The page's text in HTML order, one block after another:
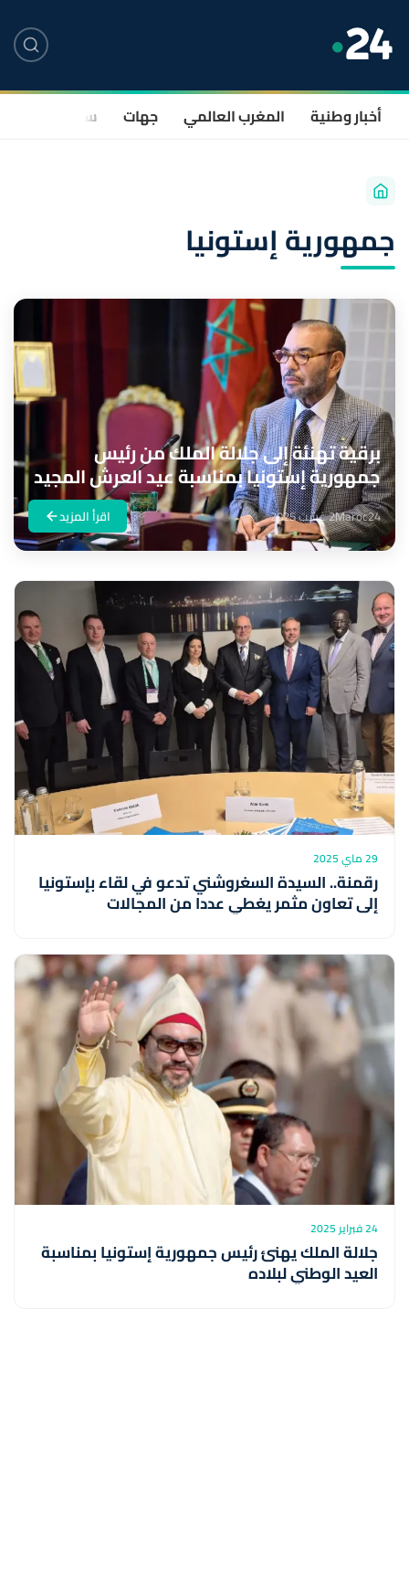
أخبار وطنية المغرب العالمي جهات سياسة
جمهورية إستونيا
برقية تهنئة إلى جلالة الملك من رئيس
جمهورية إستونيا بمناسبة عيد العرش المجيد
Maroc242 غشت 2025 اقرأ المزيد
29 ماي 2025
رقمنة.. السيدة السغروشني تدعو في لقاء بإستونيا
إلى تعاون مثمر يغطي عددا من المجالات
24 فبراير 2025
جلالة الملك يهنئ رئيس جمهورية إستونيا بمناسبة
العيد الوطني لبلاده